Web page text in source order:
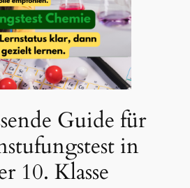
Guide für
in
10. Klasse